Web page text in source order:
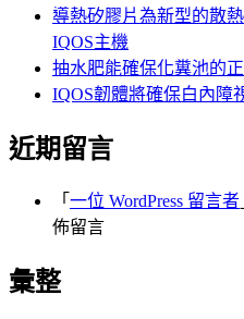
導熱矽膠片為新型的散
IQOS主機
抽水肥能確保化糞池的
IQOS韌體將確保白內障
近期留言
「 一位 WordPress 留言者
佈留言
彙整